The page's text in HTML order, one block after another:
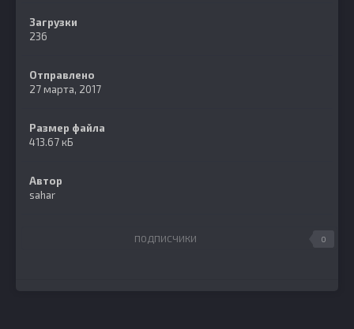
Загрузки
236
Отправлено
27 марта, 2017
Размер файла
413.67 кБ
Автор
sahar
ПОДПИСЧИКИ 0